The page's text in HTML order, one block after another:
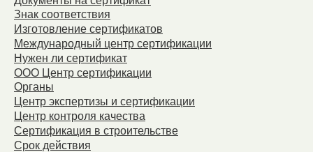
Знак соответствия
Изготовление сертификатов
Международный центр сертификации
Нужен ли сертификат
ООО Центр сертификации
Органы
Центр экспертизы и сертификации
Центр контроля качества
Сертификация в строительстве
Срок действия